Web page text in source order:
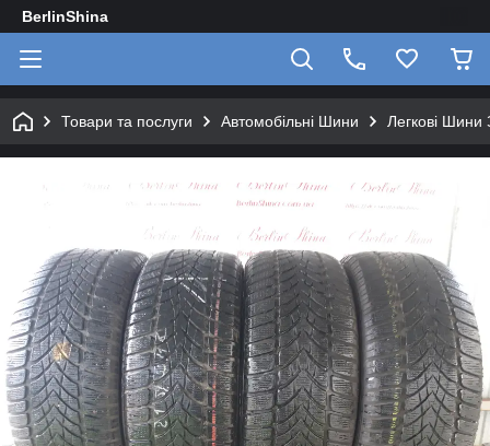
BerlinShina
Товари та послуги Автомобільні Шини Легкові Шини